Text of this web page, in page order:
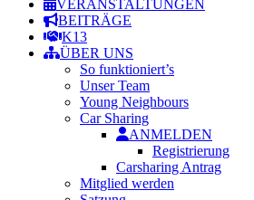
VERANSTALTUNGEN
BEITRÄGE
K13
ÜBER UNS
So funktioniert’s
Unser Team
Young Neighbours
Car Sharing
ANMELDEN
Registrierung
Carsharing Antrag
Mitglied werden